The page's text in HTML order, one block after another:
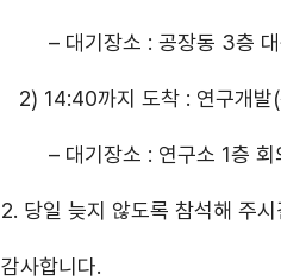
– 대기장소 : 공장동 3층 대
2) 14:40까지 도착 : 연구개발
– 대기장소 : 연구소 1층 회
2. 당일 늦지 않도록 참석해 주
감사합니다.